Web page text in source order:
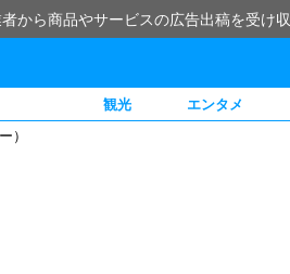
から商品やサービスの広告出稿を受け
観光 エンタメ
）